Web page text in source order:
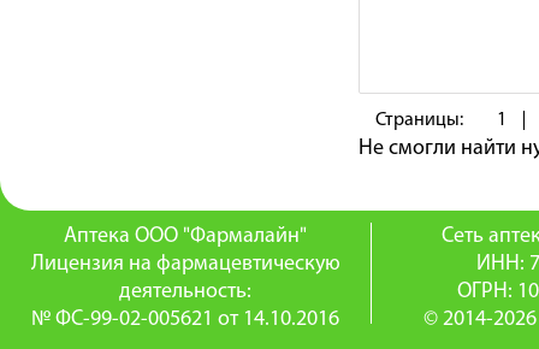
Страницы: 1
Не смогли найти
Аптека ООО "Фармалайн"
Лицензия на фармацевтическую
деятельность:
№ ФС-99-02-005621 от 14.10.2016
Сеть
ИНН:
ОГРН:
© 2014-